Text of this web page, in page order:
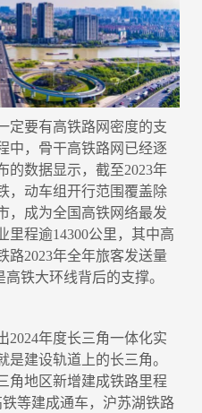
定要有高铁路网密度的支
中，骨干高铁路网已经逐
的数据显示，截至2023年
，动车组开行范围覆盖除
，成为全国高铁网络最发
里程逾14300公里，其中高
路2023年全年旅客发送量
铁大环线背后的支撑。
年度长三角一体化实
建设轨道上的长三角。
角地区新增建成铁路里程
等建成通车，沪苏湖铁路